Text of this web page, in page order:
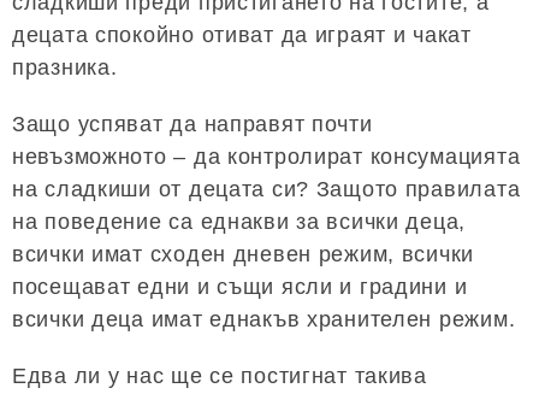
децата спокойно отиват да играят и чакат
празника.
Защо успяват да направят почти
невъзможното – да контролират консумацията
на сладкиши от децата си? Защото правилата
на поведение са еднакви за всички деца,
всички имат сходен дневен режим, всички
посещават едни и същи ясли и градини и
всички деца имат еднакъв хранителен режим.
Едва ли у нас ще се постигнат такива